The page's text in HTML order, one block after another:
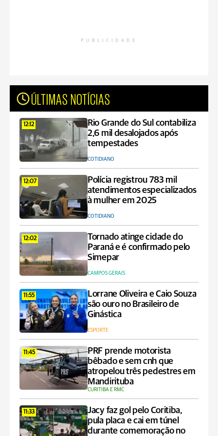
PUBLICIDADE
ÚLTIMAS NOTÍCIAS
12:12
Rio Grande do Sul contabiliza
2,6 mil desalojados após
tempestades
COTIDIANO
12:07
Polícia registrou 783 mil
atendimentos especializados
à mulher em 2025
COTIDIANO
12:02
Tornado atinge cidade do
Paraná e é confirmado pelo
Simepar
CAMPOS GERAIS
11:55
Lorrane Oliveira e Caio Souza
são ouro no Brasileiro de
Ginástica
ESPORTE
11:45
PRF prende motorista
bêbado e sem cnh que
atropelou três pedestres em
Mandirituba
CURITIBA E RMC
11:33
Jacy faz gol pelo Coritiba,
pula placa e cai em túnel
durante comemoração no